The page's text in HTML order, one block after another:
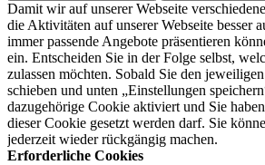
Damit wir auf unserer Webseite
die Aktivitäten auf unserer Webseite besser
immer passende Angebote präsentieren
ein. Entscheiden Sie in der Folge selbst,
zulassen möchten. Sobald Sie den
schieben und unten „Einstellungen
dazugehörige Cookie aktiviert und Sie
dieser Cookie gesetzt werden darf. Sie
jederzeit wieder rückgängig machen.
Erforderliche Cookies